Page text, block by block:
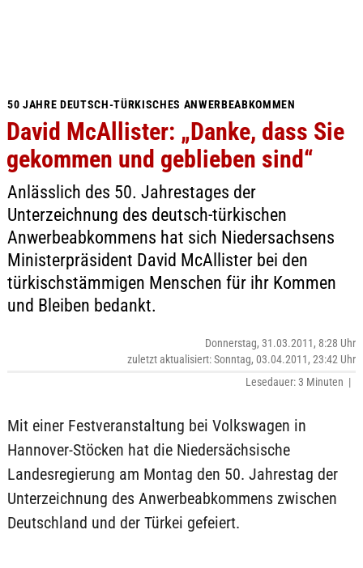
50 JAHRE DEUTSCH-TÜRKISCHES ANWERBEABKOMMEN
David McAllister: „Danke, dass Sie
gekommen und geblieben sind“
Anlässlich des 50. Jahrestages der
Unterzeichnung des deutsch-türkischen
Anwerbeabkommens hat sich Niedersachsens
Ministerpräsident David McAllister bei den
türkischstämmigen Menschen für ihr Kommen
und Bleiben bedankt.
Donnerstag, 31.03.2011, 8:28 Uhr
zuletzt aktualisiert: Sonntag, 03.04.2011, 23:42 Uhr
Lesedauer: 3 Minuten |
Mit einer Festveranstaltung bei Volkswagen in
Hannover-Stöcken hat die Niedersächsische
Landesregierung am Montag den 50. Jahrestag der
Unterzeichnung des Anwerbeabkommens zwischen
Deutschland und der Türkei gefeiert.